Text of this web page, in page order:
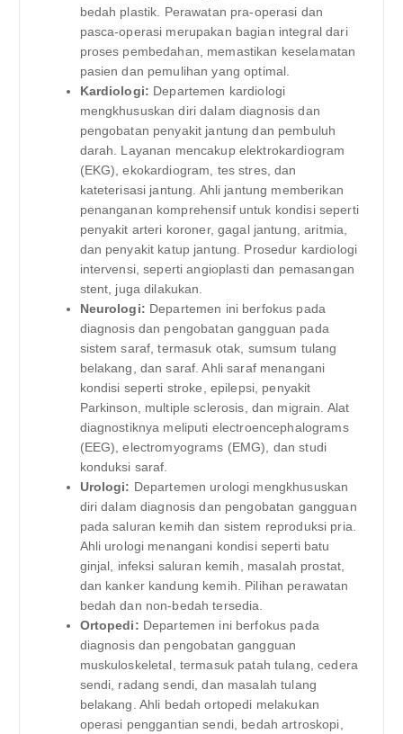
bedah plastik. Perawatan pra-operasi dan
pasca-operasi merupakan bagian integral dari
proses pembedahan, memastikan keselamatan
pasien dan pemulihan yang optimal.
Kardiologi: Departemen kardiologi
mengkhususkan diri dalam diagnosis dan
pengobatan penyakit jantung dan pembuluh
darah. Layanan mencakup elektrokardiogram
(EKG), ekokardiogram, tes stres, dan
kateterisasi jantung. Ahli jantung memberikan
penanganan komprehensif untuk kondisi seperti
penyakit arteri koroner, gagal jantung, aritmia,
dan penyakit katup jantung. Prosedur kardiologi
intervensi, seperti angioplasti dan pemasangan
stent, juga dilakukan.
Neurologi: Departemen ini berfokus pada
diagnosis dan pengobatan gangguan pada
sistem saraf, termasuk otak, sumsum tulang
belakang, dan saraf. Ahli saraf menangani
kondisi seperti stroke, epilepsi, penyakit
Parkinson, multiple sclerosis, dan migrain. Alat
diagnostiknya meliputi electroencephalograms
(EEG), electromyograms (EMG), dan studi
konduksi saraf.
Urologi: Departemen urologi mengkhususkan
diri dalam diagnosis dan pengobatan gangguan
pada saluran kemih dan sistem reproduksi pria.
Ahli urologi menangani kondisi seperti batu
ginjal, infeksi saluran kemih, masalah prostat,
dan kanker kandung kemih. Pilihan perawatan
bedah dan non-bedah tersedia.
Ortopedi: Departemen ini berfokus pada
diagnosis dan pengobatan gangguan
muskuloskeletal, termasuk patah tulang, cedera
sendi, radang sendi, dan masalah tulang
belakang. Ahli bedah ortopedi melakukan
operasi penggantian sendi, bedah artroskopi,